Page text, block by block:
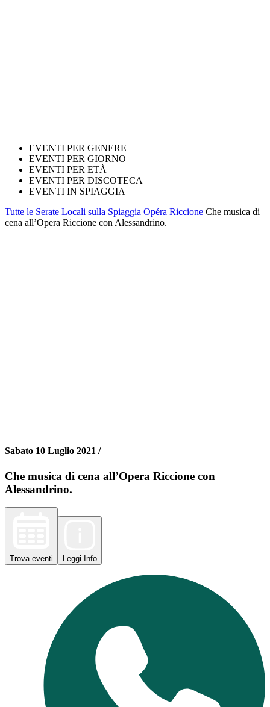
EVENTI PER GENERE
EVENTI PER GIORNO
EVENTI PER ETÀ
EVENTI PER DISCOTECA
EVENTI IN SPIAGGIA
Tutte le Serate Locali sulla Spiaggia Opéra Riccione Che musica di
cena all’Opera Riccione con Alessandrino.
Sabato 10 Luglio 2021 /
Che musica di cena all’Opera Riccione con
Alessandrino.
Trova eventi Leggi Info